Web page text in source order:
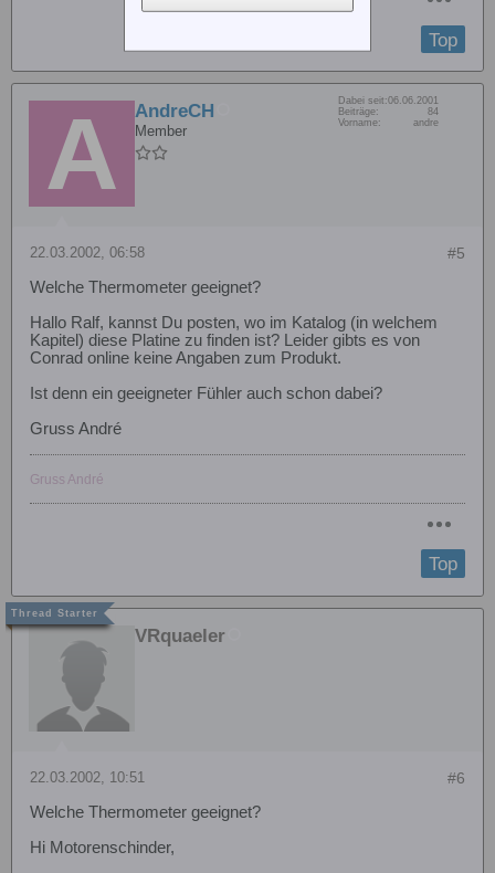
Top
AndreCH
Member
Dabei seit:06.06.2001
Beiträge:
84
Vorname:
andre
#5
22.03.2002, 06:58
Welche Thermometer geeignet?
Hallo Ralf, kannst Du posten, wo im Katalog (in welchem
Kapitel) diese Platine zu finden ist? Leider gibts es von
Conrad online keine Angaben zum Produkt.
Ist denn ein geeigneter Fühler auch schon dabei?
Gruss André
Gruss André
Top
VRquaeler
#6
22.03.2002, 10:51
Welche Thermometer geeignet?
Hi Motorenschinder,